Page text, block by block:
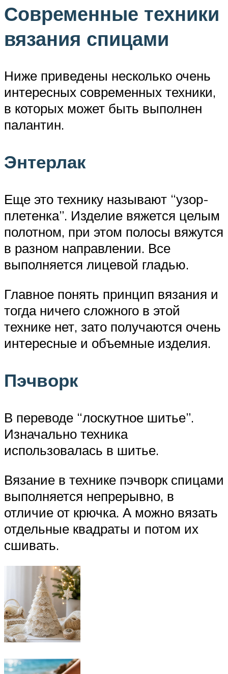
Современные техники
вязания спицами
Ниже приведены несколько очень
интересных современных техники,
в которых может быть выполнен
палантин.
Энтерлак
Еще это технику называют “узор-
плетенка”. Изделие вяжется целым
полотном, при этом полосы вяжутся
в разном направлении. Все
выполняется лицевой гладью.
Главное понять принцип вязания и
тогда ничего сложного в этой
технике нет, зато получаются очень
интересные и объемные изделия.
Пэчворк
В переводе “лоскутное шитье”.
Изначально техника
использовалась в шитье.
Вязание в технике пэчворк спицами
выполняется непрерывно, в
отличие от крючка. А можно вязать
отдельные квадраты и потом их
сшивать.